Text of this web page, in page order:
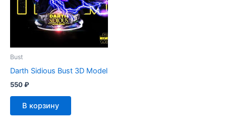
Bust
Darth Sidious Bust 3D Model
550₽
В корзину